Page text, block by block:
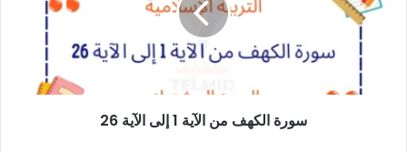
الآية
سورة الكهف من الآية 1 إلى الآية 26